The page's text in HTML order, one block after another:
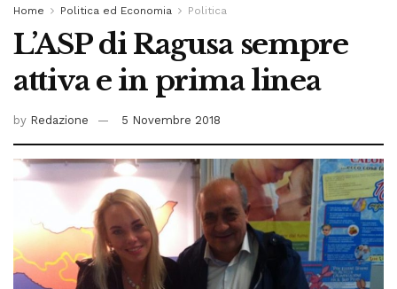
Home Politica ed Economia Politica
L’ASP di Ragusa sempre
attiva e in prima linea
by Redazione 5 Novembre 2018